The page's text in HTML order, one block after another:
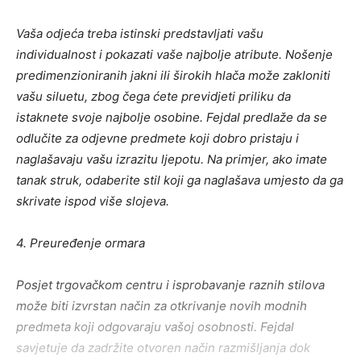
Vaša odjeća treba istinski predstavljati vašu
individualnost i pokazati vaše najbolje atribute. Nošenje
predimenzioniranih jakni ili širokih hlača može zakloniti
vašu siluetu, zbog čega ćete previdjeti priliku da
istaknete svoje najbolje osobine. Fejdal predlaže da se
odlučite za odjevne predmete koji dobro pristaju i
naglašavaju vašu izrazitu ljepotu. Na primjer, ako imate
tanak struk, odaberite stil koji ga naglašava umjesto da ga
skrivate ispod više slojeva.
4. Preuređenje ormara
Posjet trgovačkom centru i isprobavanje raznih stilova
može biti izvrstan način za otkrivanje novih modnih
predmeta koji odgovaraju vašoj osobnosti. Fejdal
savjetuje da zadržite otvoren način razmišljanja dok